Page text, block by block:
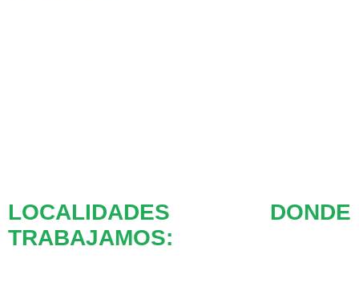
LOCALIDADES DONDE
TRABAJAMOS: